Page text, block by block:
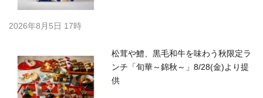
2026年8月5日 17時
松茸や鱧、黒毛和牛を味わう秋限定ラ
ンチ「旬華～錦秋～」8/28(金)より提
供